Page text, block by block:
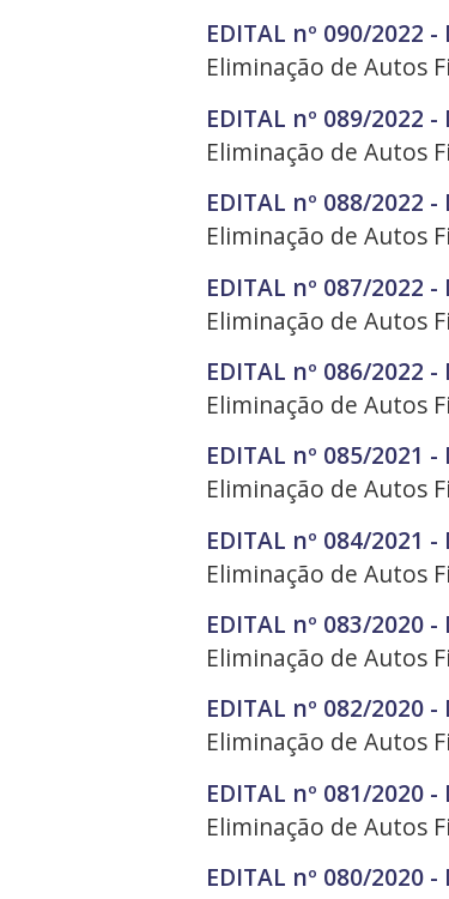
EDITAL nº 090/2022
Eliminação de Autos
EDITAL nº 089/2022
Eliminação de Autos
EDITAL nº 088/2022
Eliminação de Autos
EDITAL nº 087/2022
Eliminação de Autos
EDITAL nº 086/2022
Eliminação de Autos
EDITAL nº 085/2021
Eliminação de Autos
EDITAL nº 084/2021
Eliminação de Autos
EDITAL nº 083/2020
Eliminação de Autos
EDITAL nº 082/2020
Eliminação de Autos
EDITAL nº 081/2020
Eliminação de Autos
EDITAL nº 080/2020